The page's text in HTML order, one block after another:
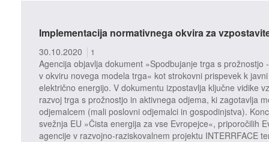
Implementacija normativnega okvira za
30.10.2020 1
Agencija objavlja dokument »Spodbujanje trga s
v okviru novega modela trga« kot strokovni prispevek k
električno energijo. V dokumentu izpostavlja ključne vidike
razvoj trga s prožnostjo in aktivnega odjema, ki zagotavlja
odjemalcem (mali poslovni odjemalci in gospodinjstva).
svežnja EU »Čista energija za vse Evropejce«, priporočilih
agencije v razvojno-raziskovalnem projektu INTERRFACE